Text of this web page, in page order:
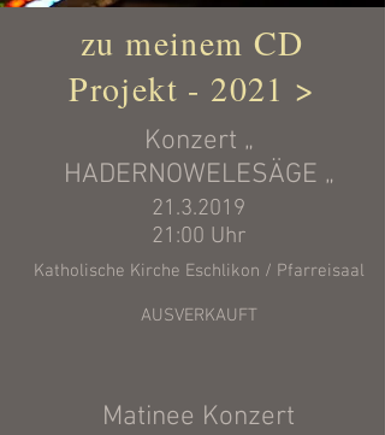
zu meinem CD
Projekt - 2021 >
Konzert „
HADERNOWELESÄGE „
21.3.2019
21:00 Uhr
Katholische Kirche Eschlikon / Pfarreisaal
AUSVERKAUFT
Matinee Konzert